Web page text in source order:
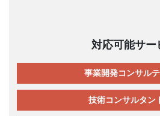
対応可能サー
事業開発コンサル
技術コンサルタン